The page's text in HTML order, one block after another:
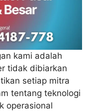
kami adalah
tidak dibiarkan
setiap mitra
tentang teknologi
operasional